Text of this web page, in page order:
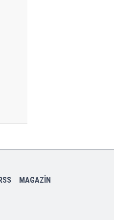
MAGAZÎN